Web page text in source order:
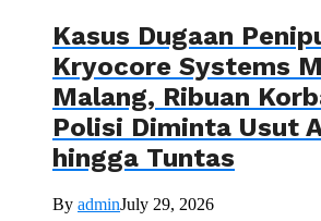
Kasus Dugaan
Kryocore Systems
Malang, Ribuan
Polisi Diminta Usut
hingga Tuntas
By adminJuly 29, 2026